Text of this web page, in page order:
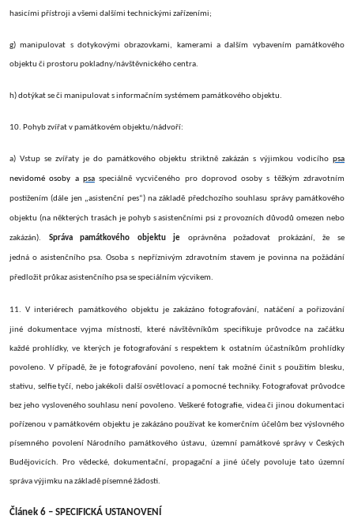
hasicími přístroji a všemi dalšími technickými zařízeními;
g) manipulovat s dotykovými obrazovkami, kamerami a dalším vybavením památkového
objektu či prostoru pokladny/návštěvnického centra.
h) dotýkat se či manipulovat s informačním systémem památkového objektu.
10. Pohyb zvířat v památkovém objektu/nádvoří:
a) Vstup se zvířaty je do památkového objektu striktně zakázán s výjimkou vodicíhopsa
nevidomé osoby a psa speciálně vycvičeného pro doprovod osoby s těžkým zdravotním
postižením (dále jen „asistenční pes“) na základě předchozího souhlasu správy památkového
objektu (na některých trasách je pohyb s asistenčními psi z provozních důvodů omezen nebo
zakázán). Správa památkového objektu je oprávněna požadovat prokázání, že se
jedná o asistenčního psa. Osoba s nepříznivým zdravotním stavem je povinna na požádání
předložit průkaz asistenčního psa se speciálním výcvikem.
11.V interiérech památkového objektu je zakázáno fotografování, natáčení a pořizování
jiné dokumentace vyjma místností, které návštěvníkům specifikuje průvodce na začátku
každé prohlídky, ve kterých je fotografování s respektem k ostatním účastníkům prohlídky
povoleno. V případě, že je fotografování povoleno, není tak možné činit s použitím blesku,
stativu, selfie tyčí, nebo jakékoli další osvětlovací a pomocné techniky. Fotografovat průvodce
bez jeho vysloveného souhlasu není povoleno. Veškeré fotografie, videa či jinou dokumentaci
pořízenou v památkovém objektu je zakázáno používat ke komerčním účelům bez výslovného
písemného povolení Národního památkového ústavu, územní památkové správyv Českých
Budějovicích. Pro vědecké, dokumentační, propagační a jiné účely povoluje tato územní
správa výjimku na základě písemné žádosti.
Článek 6 – SPECIFICKÁ USTANOVENÍ